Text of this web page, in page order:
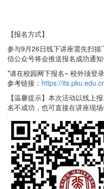
【报名方式】
参与9月26日线下讲座需先扫
信公众号将会推送报名成功通知
*请在校园网下报名~ 校外须登
参考链接： https://
【温馨提示】本次活动以线上
名不成功，也可直接在讲座现场